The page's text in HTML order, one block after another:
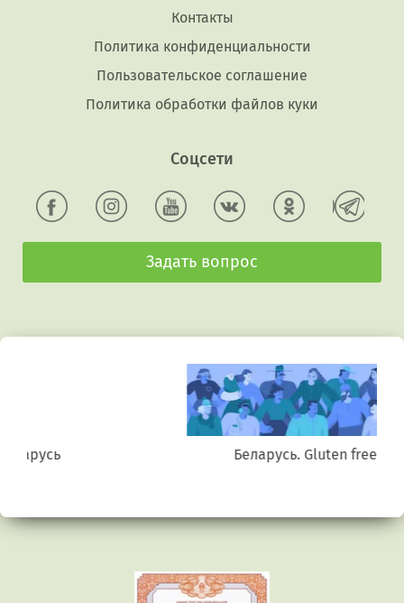
Контакты
Политика конфиденциальности
Пользовательское соглашение
Политика обработки файлов куки
Соцсети
Задать вопрос
Беларусь. Gluten free
Предыдущий